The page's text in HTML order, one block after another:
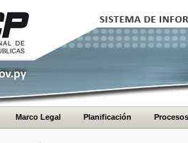
Marco Legal Planificación Procesos